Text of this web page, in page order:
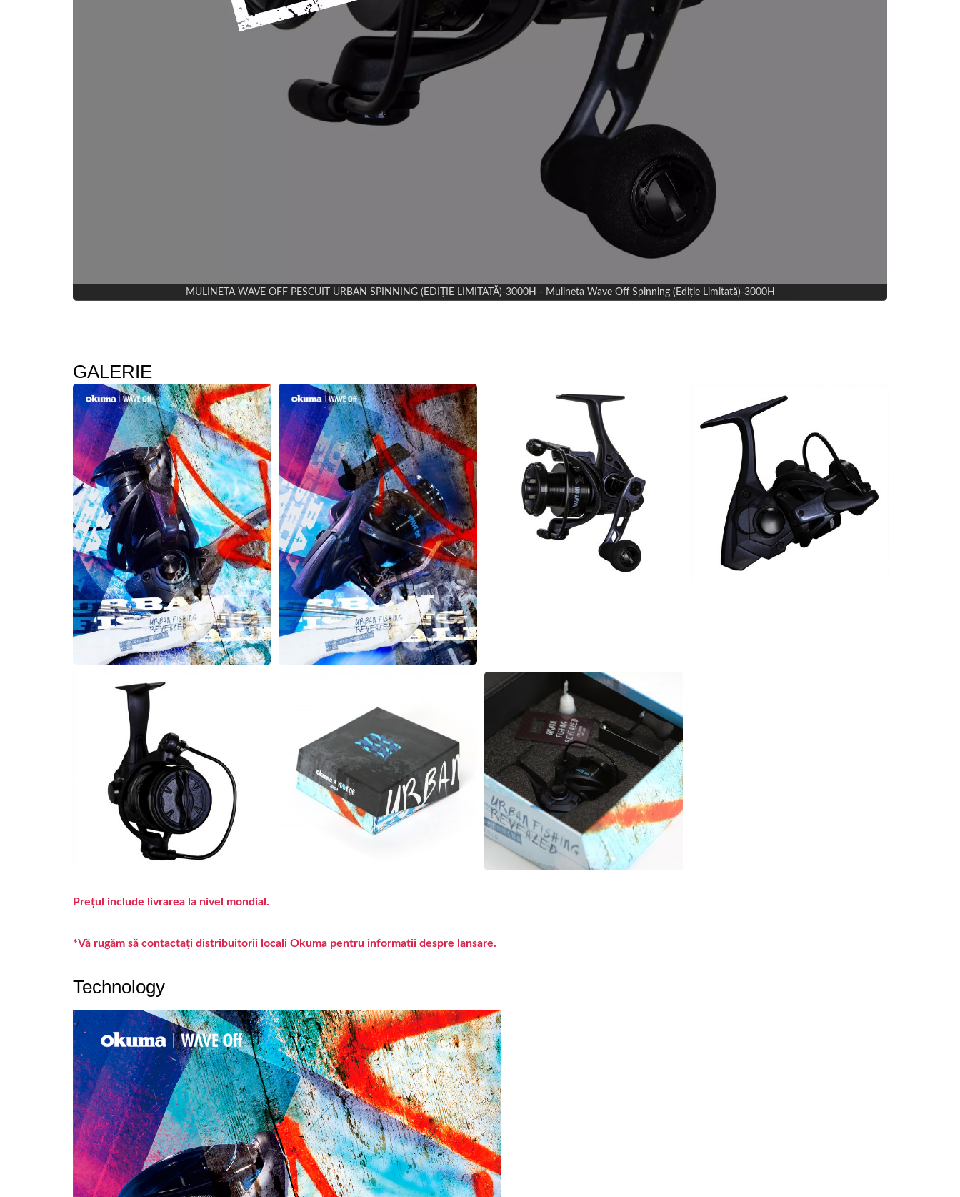
MULINETA WAVE OFF PESCUIT URBAN SPINNING (EDIȚIE LIMITATĂ)-3000H - Mulineta Wave Off Spinning (Ediție Limitată)-3000H
GALERIE
Prețul include livrarea la nivel mondial.
*Vă rugăm să contactați distribuitorii locali Okuma pentru informații despre lansare.
Technology